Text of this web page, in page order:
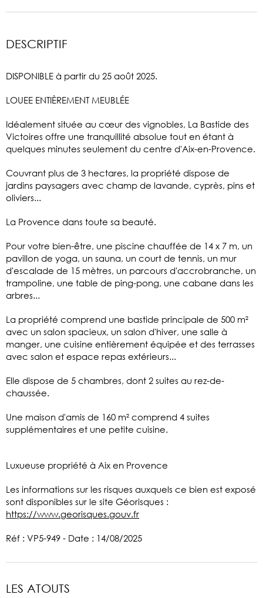
DESCRIPTIF
DISPONIBLE à partir du 25 août 2025.
LOUEE ENTIÈREMENT MEUBLÉE
Idéalement située au cœur des vignobles, La Bastide des
Victoires offre une tranquillité absolue tout en étant à
quelques minutes seulement du centre d'Aix-en-Provence.
Couvrant plus de 3 hectares, la propriété dispose de
jardins paysagers avec champ de lavande, cyprès, pins et
oliviers...
La Provence dans toute sa beauté.
Pour votre bien-être, une piscine chauffée de 14 x 7 m, un
pavillon de yoga, un sauna, un court de tennis, un mur
d'escalade de 15 mètres, un parcours d'accrobranche, un
trampoline, une table de ping-pong, une cabane dans les
arbres...
La propriété comprend une bastide principale de 500 m²
avec un salon spacieux, un salon d'hiver, une salle à
manger, une cuisine entièrement équipée et des terrasses
avec salon et espace repas extérieurs...
Elle dispose de 5 chambres, dont 2 suites au rez-de-
chaussée.
Une maison d'amis de 160 m² comprend 4 suites
supplémentaires et une petite cuisine.
Luxueuse propriété à Aix en Provence
Les informations sur les risques auxquels ce bien est exposé
sont disponibles sur le site Géorisques :
https://www.georisques.gouv.fr
Réf : VP5-949 - Date : 14/08/2025
LES ATOUTS